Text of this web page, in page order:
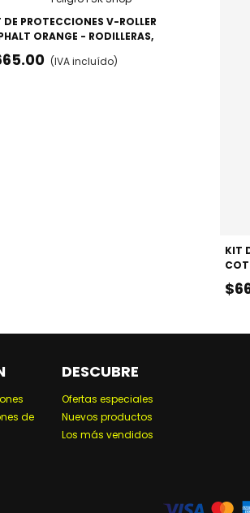
DE PROTECCIONES V-ROLLER
ORANGE - RODILLERAS,
Y MUÑEQUERAS
(IVA incluído)
KIT
de
DESCUBRE
Ofertas especiales
Nuevos productos
Los más vendidos